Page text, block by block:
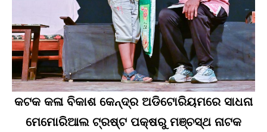
କଟକ କଳା ବିକାଶ କେନ୍ଦ୍ର ଅଡିଟୋରିୟମରେ ସାଧନା
ମେମୋରିଆଲ ଟ୍ରଷ୍ଟ ପକ୍ଷରୁ ମଞ୍ଚସ୍ଥ ନାଟକ